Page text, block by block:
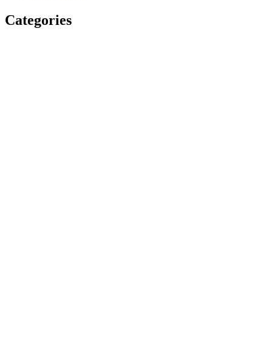
Categories